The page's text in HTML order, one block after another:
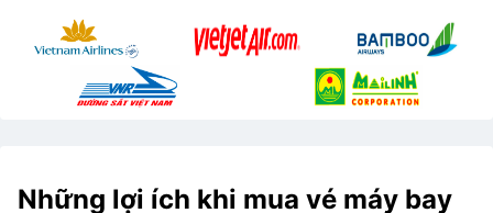
Những lợi ích khi mua vé máy bay